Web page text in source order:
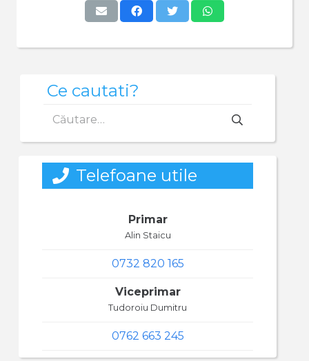
Ce cautati?
după:
Telefoane utile
Primar
Alin Staicu
0732 820 165
Viceprimar
Tudoroiu Dumitru
0762 663 245